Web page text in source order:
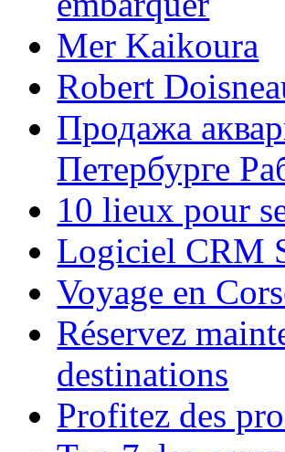
Mer Kaikoura
Robert
Продажа
Петербурге
10 lieux pour
Logiciel CRM
Voyage en
Réservez
destinations
Profitez des